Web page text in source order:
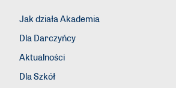
Jak działa Akademia
Dla Darczyńcy
Aktualności
Dla Szkół